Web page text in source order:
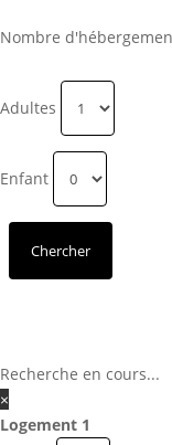
Nombre
Adultes
Enfant
Recherche en cours...
×
Logement 1